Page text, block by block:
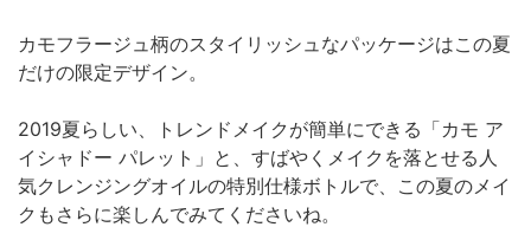
カモフラージュ柄のスタイリッシュなパッケージはこの夏
だけの限定デザイン。
2019夏らしい、トレンドメイクが簡単にできる「カモ ア
イシャドー パレット」と、すばやくメイクを落とせる人
気クレンジングオイルの特別仕様ボトルで、この夏のメイ
クもさらに楽しんでみてくださいね。